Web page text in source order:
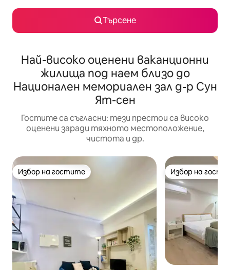
Търсене
Най-високо оценени ваканционни
жилища под наем близо до
Национален мемориален зал д-р Сун
Ят-сен
Гостите са съгласни: тези престои са високо
оценени заради тяхното местоположение,
чистота и др.
Избор на гостите
Избор на гостите Избор на
Избор на